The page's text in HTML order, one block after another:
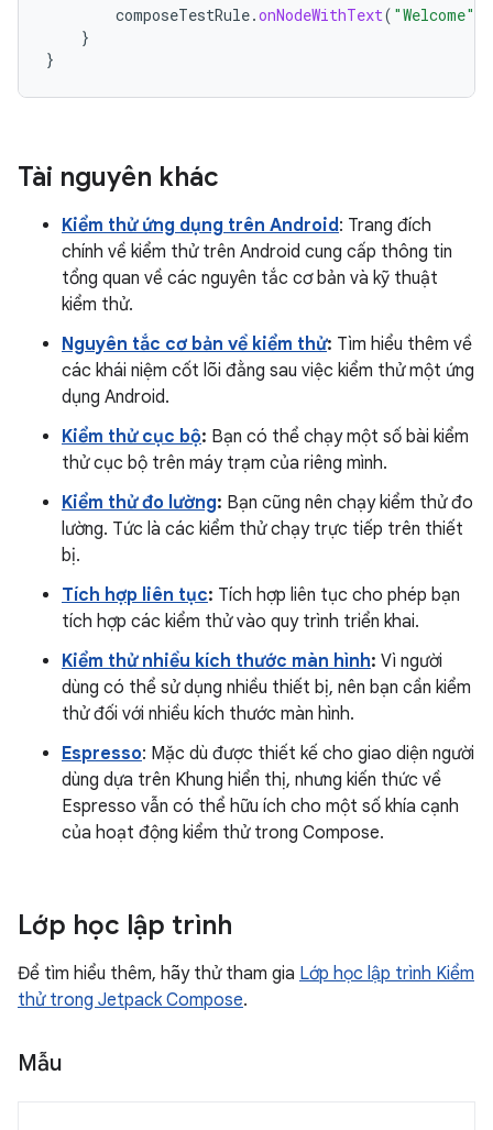
composeTestRule.onNodeWithText( "Welcome"
}
}
Tài nguyên khác
Kiểm thử ứng dụng trên Android: Trang đích
chính về kiểm thử trên Android cung cấp thông tin
tổng quan về các nguyên tắc cơ bản và kỹ thuật
kiểm thử.
Nguyên tắc cơ bản về kiểm thử: Tìm hiểu thêm về
các khái niệm cốt lõi đằng sau việc kiểm thử một ứng
dụng Android.
Kiểm thử cục bộ: Bạn có thể chạy một số bài kiểm
thử cục bộ trên máy trạm của riêng mình.
Kiểm thử đo lường: Bạn cũng nên chạy kiểm thử đo
lường. Tức là các kiểm thử chạy trực tiếp trên thiết
bị.
Tích hợp liên tục: Tích hợp liên tục cho phép bạn
tích hợp các kiểm thử vào quy trình triển khai.
Kiểm thử nhiều kích thước màn hình: Vì người
dùng có thể sử dụng nhiều thiết bị, nên bạn cần kiểm
thử đối với nhiều kích thước màn hình.
Espresso: Mặc dù được thiết kế cho giao diện người
dùng dựa trên Khung hiển thị, nhưng kiến thức về
Espresso vẫn có thể hữu ích cho một số khía cạnh
của hoạt động kiểm thử trong Compose.
Lớp học lập trình
Để tìm hiểu thêm, hãy thử tham gia Lớp học lập trình Kiểm
thử trong Jetpack Compose.
Mẫu